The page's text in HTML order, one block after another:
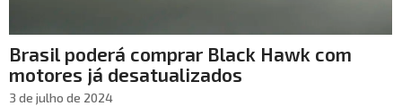
Brasil poderá comprar Black Hawk com
motores já desatualizados
3 de julho de 2024